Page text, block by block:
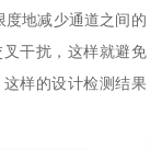
度地减少通道之间的
干扰，这样就避免
样的设计检测结果